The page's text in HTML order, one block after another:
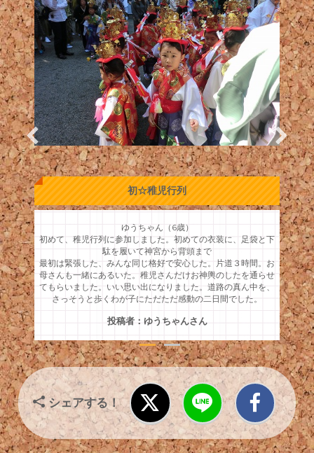
初☆稚児行列
ゆうちゃん（6歳）
初めて、稚児行列に参加しました。初めての衣装に、足袋と下
駄を履いて神宮から背頭まで
最初は緊張した、みんな同じ格好で安心した。片道３時間。お
母さんも一緒にあるいた。稚児さんだけお神輿のしたを通らせ
てもらいました。いい思い出になりました。道路の真ん中を、
さっそうと歩くわが子にただただ感動の二日間でした。
投稿者：ゆうちゃんさん
シェアする！